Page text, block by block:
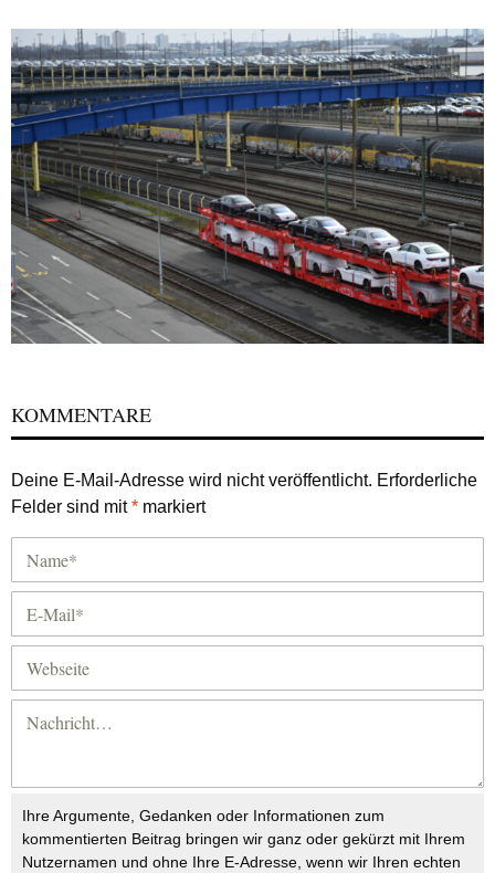
KOMMENTARE
Deine E-Mail-Adresse wird nicht veröffentlicht. Erforderliche
Felder sind mit* markiert
Ihre Argumente, Gedanken oder Informationen zum
kommentierten Beitrag bringen wir ganz oder gekürzt mit Ihrem
Nutzernamen und ohne Ihre E-Adresse, wenn wir Ihren echten